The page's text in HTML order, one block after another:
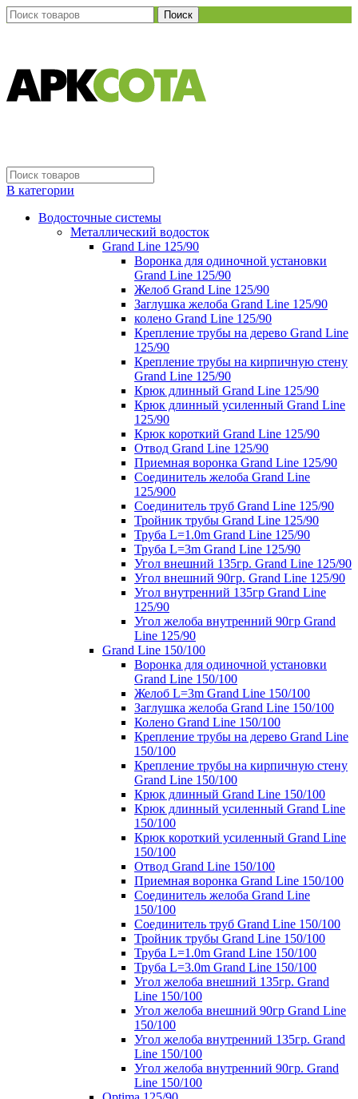
Поиск
В категории
Водосточные системы
Металлический водосток
Grand Line 125/90
Воронка для одиночной установки
Grand Line 125/90
Желоб Grand Line 125/90
Заглушка желоба Grand Line 125/90
колено Grand Line 125/90
Крепление трубы на дерево Grand Line
125/90
Крепление трубы на кирпичную стену
Grand Line 125/90
Крюк длинный Grand Line 125/90
Крюк длинный усиленный Grand Line
125/90
Крюк короткий Grand Line 125/90
Отвод Grand Line 125/90
Приемная воронка Grand Line 125/90
Соединитель желоба Grand Line
125/900
Соединитель труб Grand Line 125/90
Тройник трубы Grand Line 125/90
Труба L=1.0m Grand Line 125/90
Труба L=3m Grand Line 125/90
Угол внешний 135гр. Grand Line 125/90
Угол внешний 90гр. Grand Line 125/90
Угол внутренний 135гр Grand Line
125/90
Угол желоба внутренний 90гр Grand
Line 125/90
Grand Line 150/100
Воронка для одиночной установки
Grand Line 150/100
Желоб L=3m Grand Line 150/100
Заглушка желоба Grand Line 150/100
Колено Grand Line 150/100
Крепление трубы на дерево Grand Line
150/100
Крепление трубы на кирпичную стену
Grand Line 150/100
Крюк длинный Grand Line 150/100
Крюк длинный усиленный Grand Line
150/100
Крюк короткий усиленный Grand Line
150/100
Отвод Grand Line 150/100
Приемная воронка Grand Line 150/100
Соединитель желоба Grand Line
150/100
Соединитель труб Grand Line 150/100
Тройник трубы Grand Line 150/100
Труба L=1.0m Grand Line 150/100
Труба L=3.0m Grand Line 150/100
Угол желоба внешний 135гр. Grand
Line 150/100
Угол желоба внешний 90гр Grand Line
150/100
Угол желоба внутренний 135гр. Grand
Line 150/100
Угол желоба внутренний 90гр. Grand
Line 150/100